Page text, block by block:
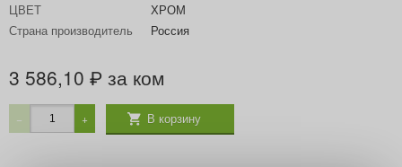
ЦВЕТ
ХРОМ
Страна производитель
Россия
3 586,10 ₽ за ком
− + В корзину